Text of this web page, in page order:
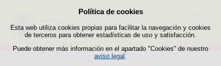
Política de cookies
Esta web utiliza cookies propias para facilitar la navegación y cookies
de terceros para obtener estadísticas de uso y satisfacción.
Puede obtener más información en el apartado "Cookies" de nuestro
aviso legal
Saltar al contenido
Menú